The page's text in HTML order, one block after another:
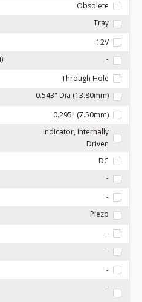
Obsolete
Tray
12V
-
Through Hole
0.543" Dia (13.80mm)
0.295" (7.50mm)
Indicator, Internally
Driven
DC
-
-
Piezo
-
-
-
-